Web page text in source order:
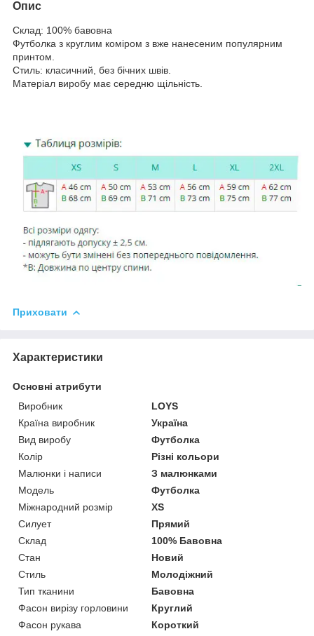
Опис
Склад: 100% бавовна
Футболка з круглим коміром з вже нанесеним популярним
принтом.
Стиль: класичний, без бічних швів.
Матеріал виробу має середню щільність.
Приховати
Характеристики
Основні атрибути
Виробник
LOYS
Країна виробник
Україна
Вид виробу
Футболка
Колір
Різні кольори
Малюнки і написи
З малюнками
Модель
Футболка
Міжнародний розмір
XS
Силует
Прямий
Склад
100% Бавовна
Стан
Новий
Стиль
Молодіжний
Тип тканини
Бавовна
Фасон вирізу горловини
Круглий
Фасон рукава
Короткий